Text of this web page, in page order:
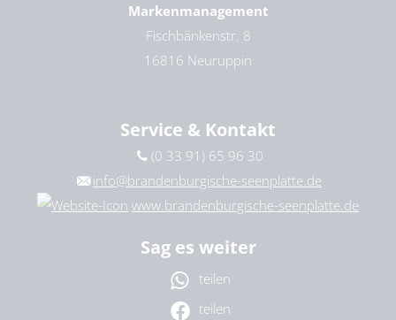
Markenmanagement
Fischbänkenstr. 8
16816 Neuruppin
Service & Kontakt
(0 33 91) 65 96 30
info@brandenburgische-seenplatte.de
www.brandenburgische-seenplatte.de
Sag es weiter
teilen
teilen